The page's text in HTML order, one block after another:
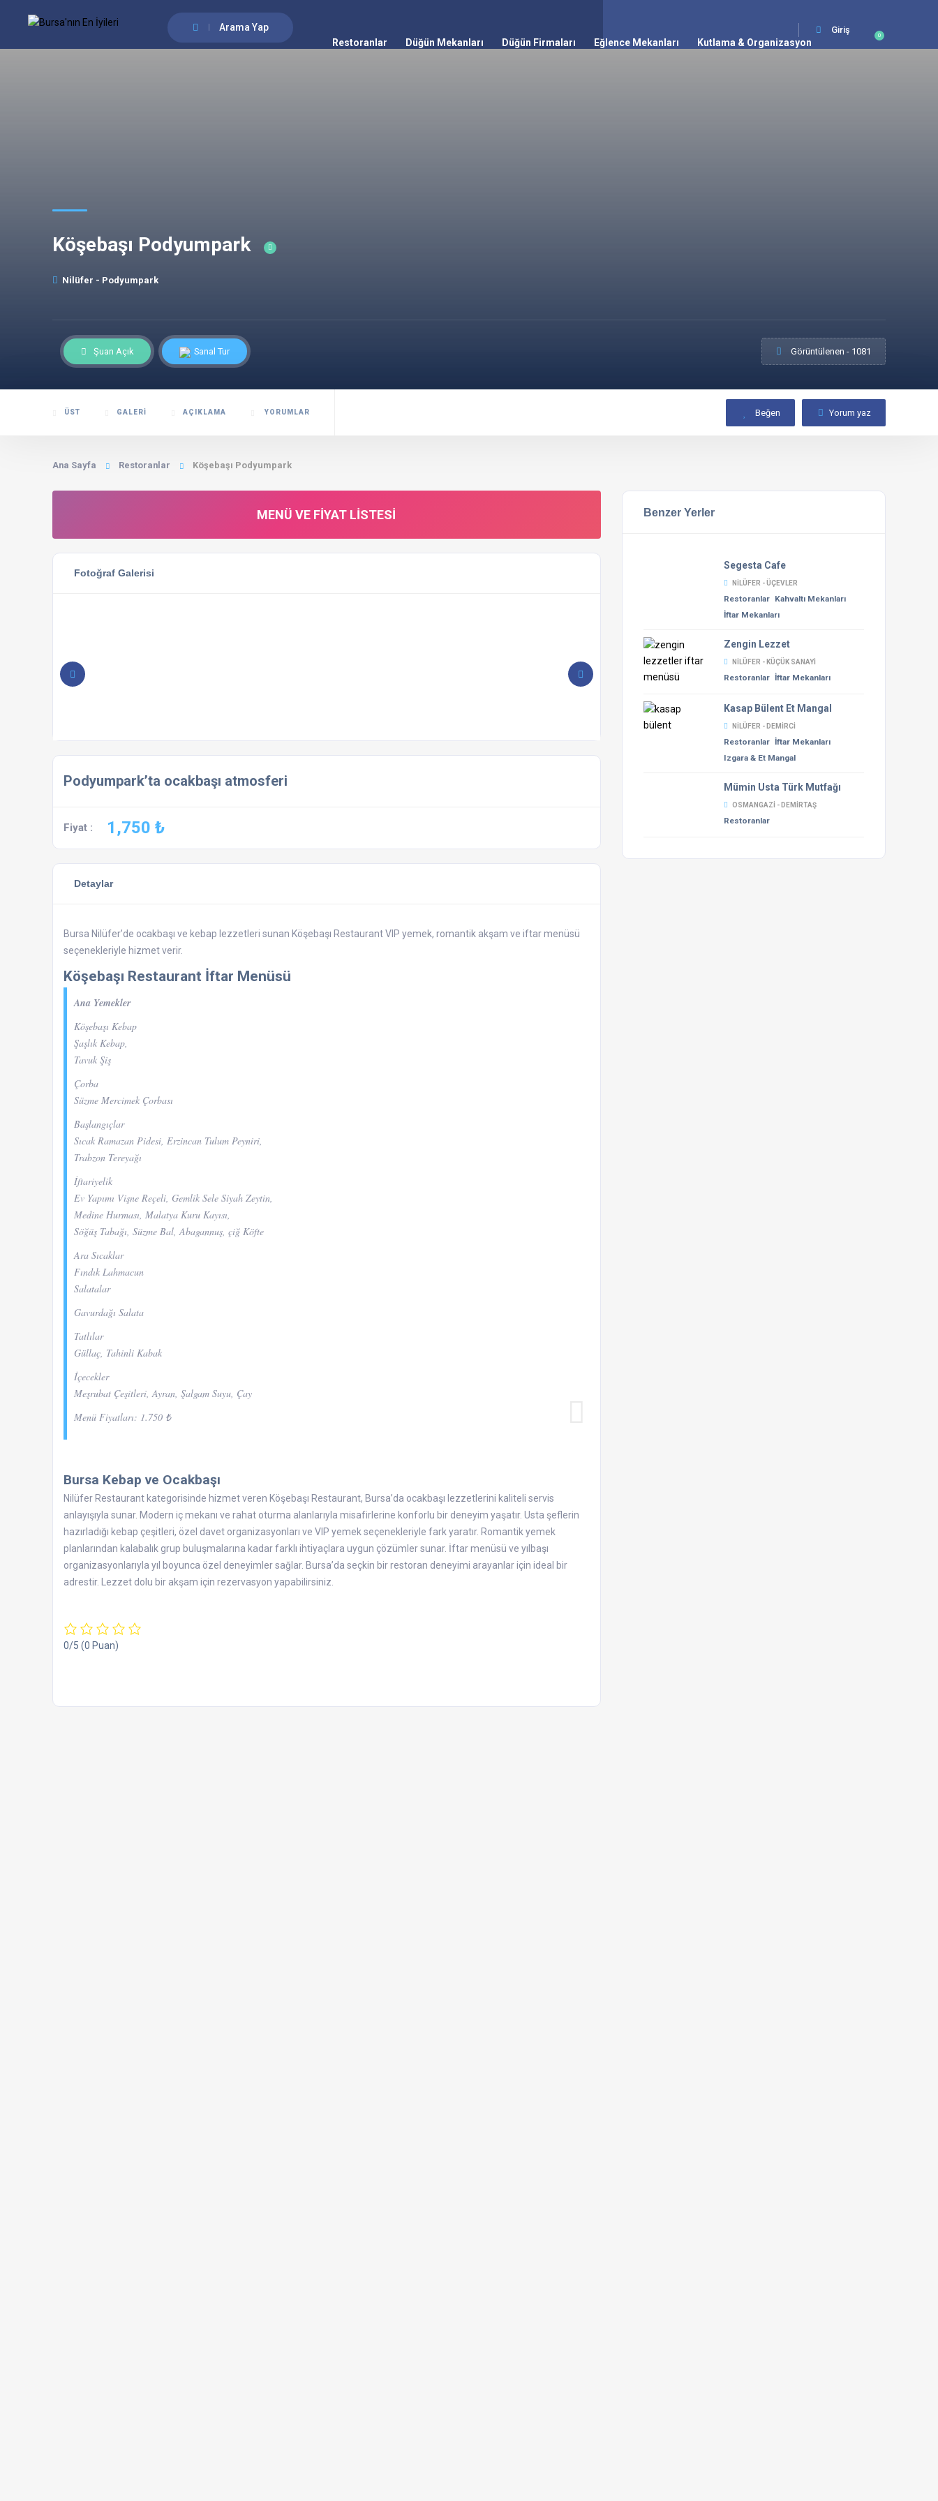
Arama Yap
0
Giriş
Restoranlar Düğün Mekanları Düğün Firmaları Eğlence Mekanları Kutlama & Organizasyon
Köşebaşı Podyumpark
Nilüfer - Podyumpark
Şuan Açık Sanal Tur Görüntülenen - 1081
ÜST GALERI AÇIKLAMA YORUMLAR Beğen Yorum yaz
Ana Sayfa Restoranlar Köşebaşı Podyumpark
MENÜ VE FIYAT LISTESI
Fotoğraf Galerisi
Podyumpark’ta ocakbaşı atmosferi
Fiyat : 1,750 ₺
Detaylar
Bursa Nilüfer’de ocakbaşı ve kebap lezzetleri sunan Köşebaşı Restaurant VIP yemek, romantik akşam ve iftar menüsü
seçenekleriyle hizmet verir.
Köşebaşı Restaurant İftar Menüsü
Ana Yemekler
Köşebaşı Kebap
Şaşlık Kebap,
Tavuk Şiş
Çorba
Süzme Mercimek Çorbası
Başlangıçlar
Sıcak Ramazan Pidesi, Erzincan Tulum Peyniri,
Trabzon Tereyağı
İftariyelik
Ev Yapımı Vişne Reçeli, Gemlik Sele Siyah Zeytin,
Medine Hurması, Malatya Kuru Kayısı,
Söğüş Tabağı, Süzme Bal, Abagannuş, çiğ Köfte
Ara Sıcaklar
Fındık Lahmacun
Salatalar
Gavurdağı Salata
Tatlılar
Güllaç, Tahinli Kabak
İçecekler
Meşrubat Çeşitleri, Ayran, Şalgam Suyu, Çay
Menü Fiyatları: 1.750 ₺
Bursa Kebap ve Ocakbaşı
Nilüfer Restaurant kategorisinde hizmet veren Köşebaşı Restaurant, Bursa’da ocakbaşı lezzetlerini kaliteli servis
anlayışıyla sunar. Modern iç mekanı ve rahat oturma alanlarıyla misafirlerine konforlu bir deneyim yaşatır. Usta şeflerin
hazırladığı kebap çeşitleri, özel davet organizasyonları ve VIP yemek seçenekleriyle fark yaratır. Romantik yemek
planlarından kalabalık grup buluşmalarına kadar farklı ihtiyaçlara uygun çözümler sunar. İftar menüsü ve yılbaşı
organizasyonlarıyla yıl boyunca özel deneyimler sağlar. Bursa’da seçkin bir restoran deneyimi arayanlar için ideal bir
adrestir. Lezzet dolu bir akşam için rezervasyon yapabilirsiniz.
0/5 (0 Puan)
Benzer Yerler
Segesta Cafe
NILÜFER - ÜÇEVLER
Restoranlar Kahvaltı Mekanları
İftar Mekanları
Zengin Lezzet
NILÜFER - KÜÇÜK SANAYI
Restoranlar İftar Mekanları
Kasap Bülent Et Mangal
NILÜFER - DEMIRCI
Restoranlar İftar Mekanları
Izgara & Et Mangal
Mümin Usta Türk Mutfağı
OSMANGAZI - DEMIRTAŞ
Restoranlar